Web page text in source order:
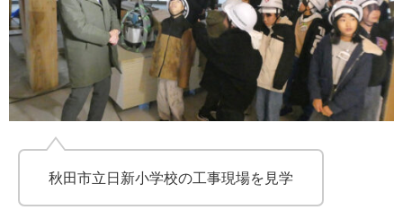
秋田市立日新小学校の工事現場を見学